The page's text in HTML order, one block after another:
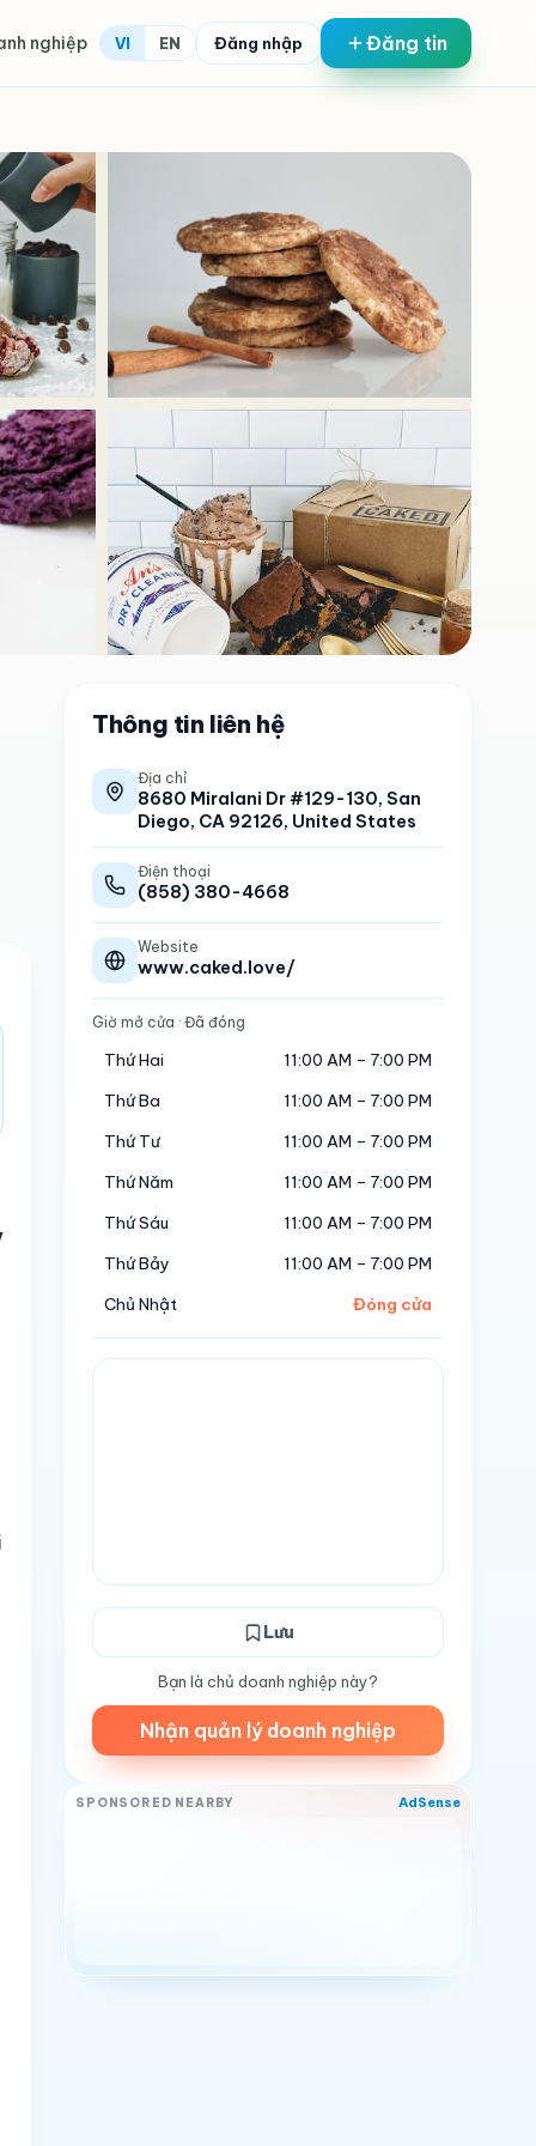
nghiệp VI EN Đăng nhập Đăng tin
Thông tin liên hệ
Địa chỉ
8680 Miralani Dr #129-130, San
Diego, CA 92126, United States
Điện thoại
(858) 380-4668
Website
www.caked.love/
Giờ mở cửa · Đã đóng
Thứ Hai
11:00 AM – 7:00 PM
Thứ Ba
11:00 AM – 7:00 PM
Thứ Tư
11:00 AM – 7:00 PM
Thứ Năm
11:00 AM – 7:00 PM
Thứ Sáu
11:00 AM – 7:00 PM
Thứ Bảy
11:00 AM – 7:00 PM
Chủ Nhật
Đóng cửa
Lưu
Bạn là chủ doanh nghiệp này?
Nhận quản lý doanh nghiệp
SPONSORED NEARBY AdSense